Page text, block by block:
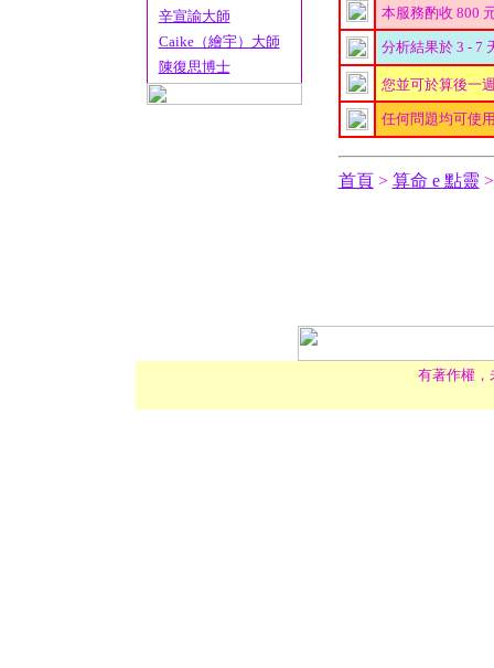
辛宣諭大師
Caike（繪宇）大師
陳復思博士
本服務酌收 800
分析結果於 3 - 7
您並可於算後一
任何問題均可使
首頁> 算命 e 點靈
有著作權，